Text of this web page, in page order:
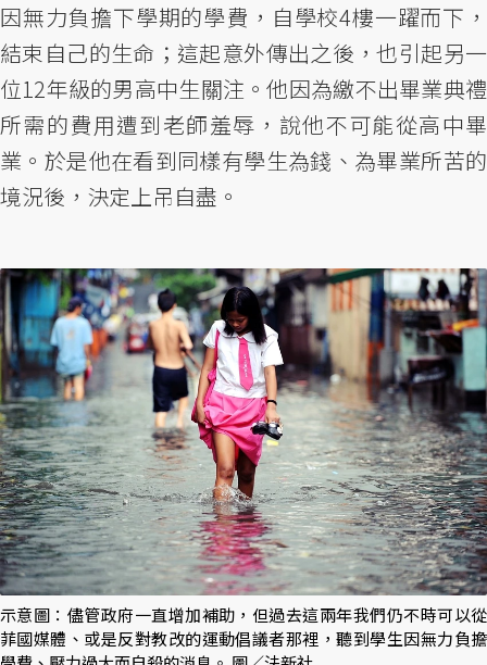
因無力負擔下學期的學費，自學校4樓一躍而下，
結束自己的生命；這起意外傳出之後，也引起另一
位12年級的男高中生關注。他因為繳不出畢業典禮
所需的費用遭到老師羞辱，說他不可能從高中畢
業。於是他在看到同樣有學生為錢、為畢業所苦的
境況後，決定上吊自盡。
示意圖：儘管政府一直增加補助，但過去這兩年我們仍不時可以從
菲國媒體、或是反對教改的運動倡議者那裡，聽到學生因無力負擔